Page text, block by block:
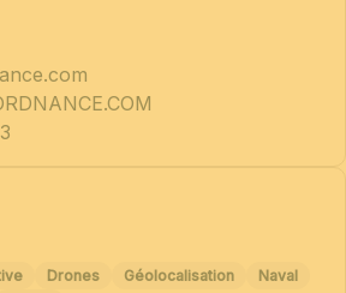
Drones Géolocalisation
Naval